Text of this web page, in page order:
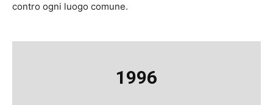
contro ogni luogo comune.
1996